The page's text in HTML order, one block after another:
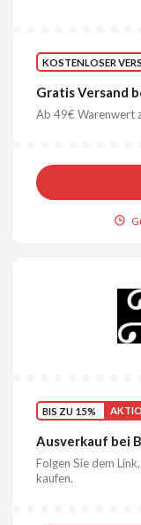
KOSTENLOSER
Gratis Versand
Ab 49€ Warenwert
BIS ZU 15%
Ausverkauf bei
Folgen Sie dem
kaufen.